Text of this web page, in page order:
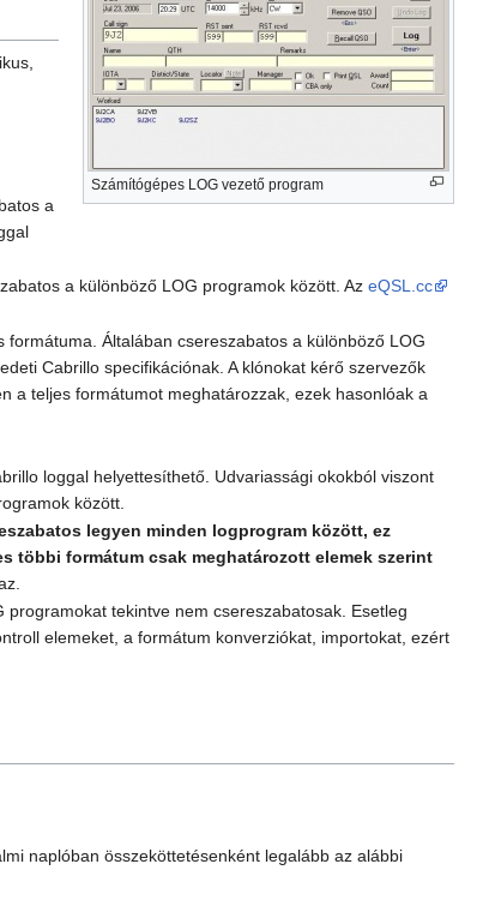
Számítógépes LOG vezető program
a
a különböző LOG programok között. AzeQSL.cc
Általában csereszabatos a különböző LOG
Cabrillo specifikációnak. A klónokat kérő szervezők
a teljes formátumot meghatározzak, ezek hasonlóak a
loggal helyettesíthető. Udvariassági okokból viszont
között.
legyen minden logprogram között, ez
többi formátum csak meghatározott elemek szerint
tekintve nem csereszabatosak. Esetleg
elemeket, a formátum konverziókat, importokat, ezért
naplóban összeköttetésenként legalább az alábbi